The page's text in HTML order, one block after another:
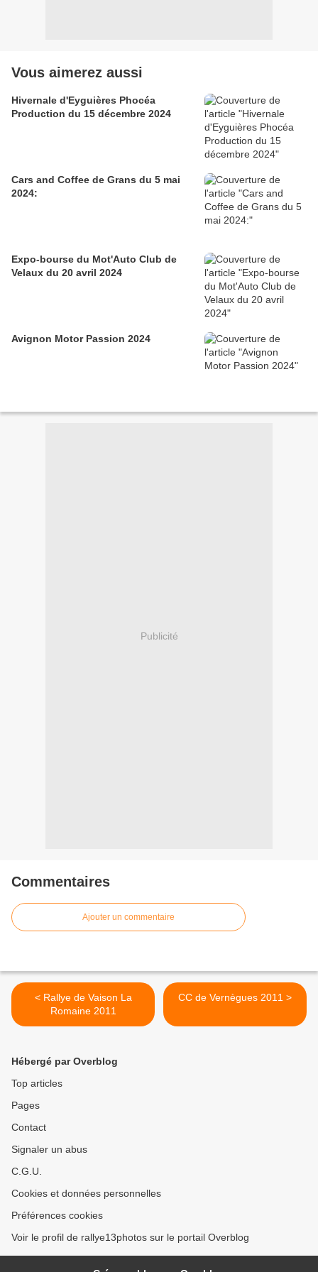
Vous aimerez aussi
Hivernale d'Eyguières Phocéa
Production du 15 décembre 2024
Cars and Coffee de Grans du 5 mai
2024:
Expo-bourse du Mot'Auto Club de
Velaux du 20 avril 2024
Avignon Motor Passion 2024
Publicité
Commentaires
Ajouter un commentaire
< Rallye de Vaison La
Romaine 2011
CC de Vernègues 2011 >
Hébergé par Overblog
Top articles
Pages
Contact
Signaler un abus
C.G.U.
Cookies et données personnelles
Préférences cookies
Voir le profil de rallye13photos sur le portail Overblog